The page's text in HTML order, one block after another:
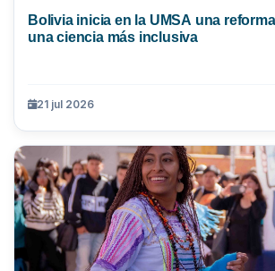
Bolivia inicia en la UMSA una
una ciencia más inclusiva
21 jul 2026